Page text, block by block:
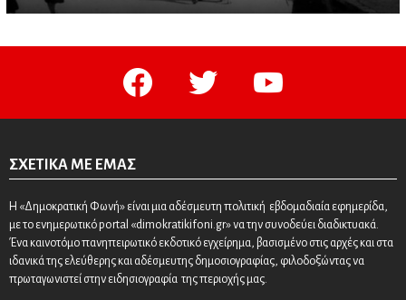
facebook twitter
ΣΧΕΤΙΚΆ ΜΕ ΕΜΆΣ
Η «Δημοκρατική Φωνή» είναι μια αδέσμευτη πολιτική εβδομαδιαία εφημερίδα,
με το ενημερωτικό portal «dimokratikifoni.gr» να την συνοδεύει διαδικτυακά.
Ένα καινοτόμο πανηπειρωτικό εκδοτικό εγχείρημα, βασισμένο στις αρχές και στα
ιδανικά της ελεύθερης και αδέσμευτης δημοσιογραφίας, φιλοδοξώντας να
πρωταγωνιστεί στην ειδησιογραφία της περιοχής μας.